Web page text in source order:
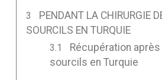
PENDANT LA CHIRURGIE
SOURCILS EN TURQUIE
Récupération
sourcils en Turquie